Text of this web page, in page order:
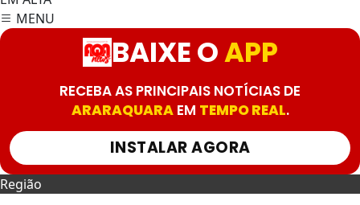
MENU
BAIXE OAPP
RECEBA AS PRINCIPAIS NOTÍCIAS DE
ARARAQUARAEM TEMPO REAL.
INSTALAR AGORA
Região